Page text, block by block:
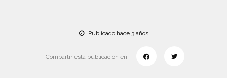
Publicado hace 3 años
Compartir esta publicación en: